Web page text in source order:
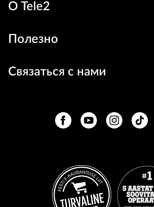
О Tele2
Полезно
Связаться с нами